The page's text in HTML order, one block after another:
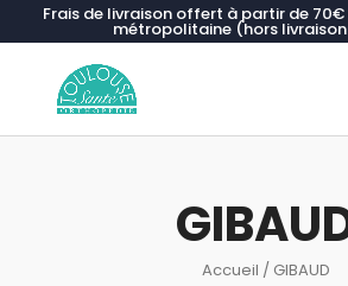
Frais de livraison offert à partir de
métropolitaine (hors livraison
Accueil / GIBAUD